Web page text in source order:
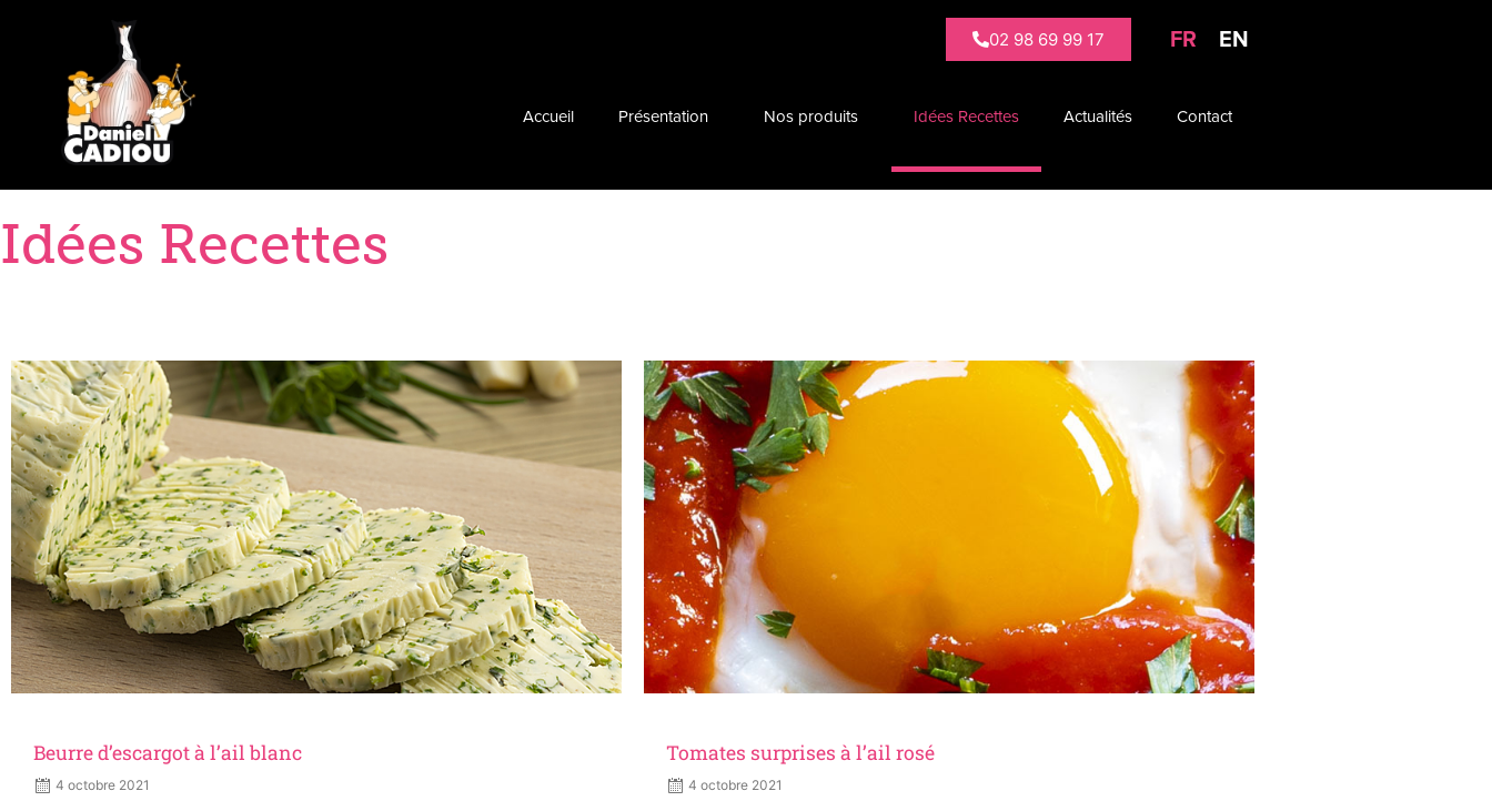
02 98 69 99 17 FR EN
Accueil Présentation Nos produits Idées Recettes Actualités Contact
Idées Recettes
Idées Recettes
Beurre d’escargot à l’ail blanc
4 octobre 2021
Tomates surprises à l’ail rosé
4 octobre 2021